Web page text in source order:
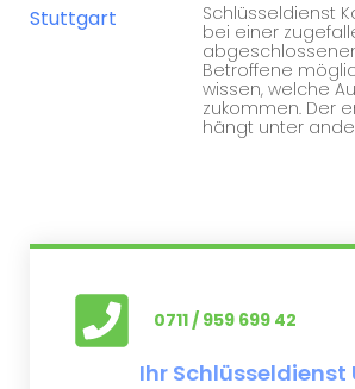
Schlüsseldienst
bei einer
Betroffene
wissen, welche
zukommen. Der
hängt unter
0711 / 959 699 42
Ihr Schlüsseldienst